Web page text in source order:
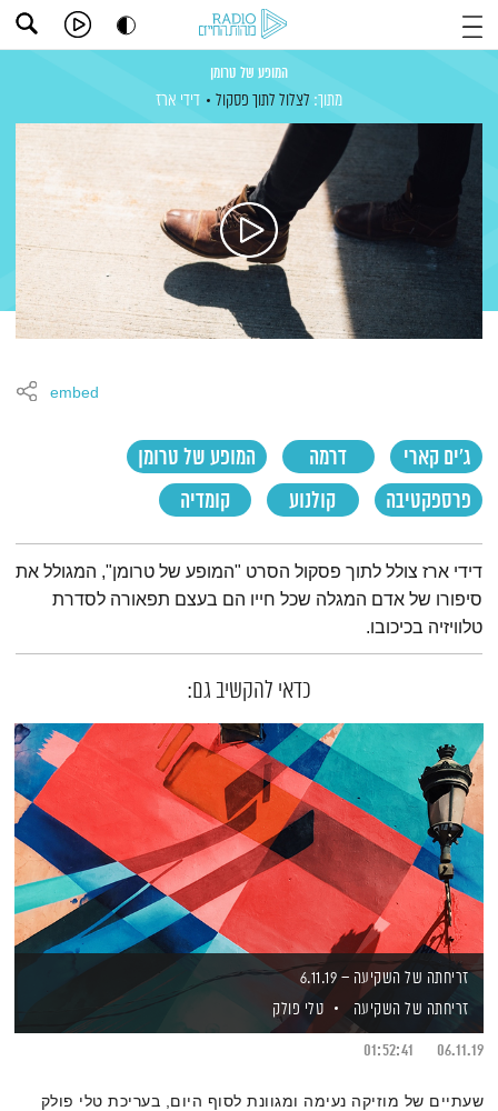
המופע של טרומן
מתוך: לצלול לתוך פסקול דידי ארז
ג'ים קארי דרמה
המופע של טרומן
פרספקטיבה
קולנוע קומדיה
embed
תמצית הפודקאסט
דידי ארז צולל לתוך פסקול הסרט "המופע של טרומן", המגולל את
סיפורו של אדם המגלה שכל חייו הם בעצם תפאורה לסדרת
טלוויזיה בכיכובו.
כדאי להקשיב גם:
זריחתה של השקיעה – 6.11.19
זריחתה של השקיעה
טלי פולק
06.11.19
01:52:41
שעתיים של מוזיקה נעימה ומגוונת לסוף היום, בעריכת טלי פולק